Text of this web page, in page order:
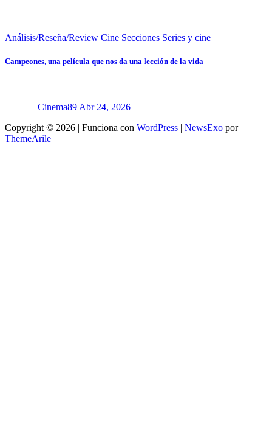
Análisis/Reseña/Review Cine Secciones Series y cine
Campeones, una película que nos da una lección de la vida
Cinema89 Abr 24, 2026
Copyright © 2026 | Funciona con WordPress | NewsExo por
ThemeArile